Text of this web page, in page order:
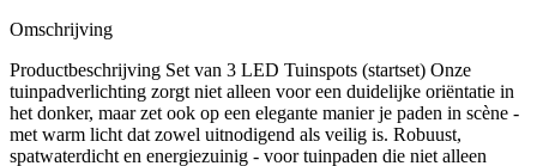
Omschrijving
Productbeschrijving Set van 3 LED Tuinspots (startset) Onze
tuinpadverlichting zorgt niet alleen voor een duidelijke oriëntatie in
het donker, maar zet ook op een elegante manier je paden in scène -
met warm licht dat zowel uitnodigend als veilig is. Robuust,
spatwaterdicht en energiezuinig - voor tuinpaden die niet alleen